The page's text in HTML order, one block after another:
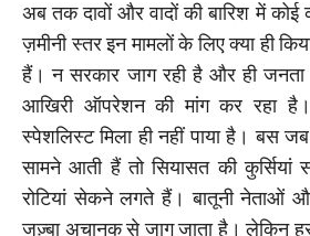
अब तक दावों और वादों की बारिश में
ज़मीनी स्तर इन मामलों के लिए क्या ही
हैं। न सरकार जाग रही है और ही
आखिरी ऑपरेशन की मांग कर रहा
स्पेशलिस्ट मिला ही नहीं पाया है। बस
सामने आती हैं तो सियासत की कुर्सियां
रोटियां सेकने लगते हैं। बातूनी नेताओं
जज़्बा अचानक से जाग जाता है। लेकिन